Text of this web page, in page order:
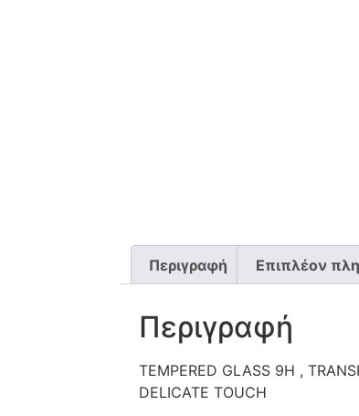
Περιγραφή Επιπλέον
Περιγραφή
TEMPERED GLASS 9H ,
DELICATE TOUCH